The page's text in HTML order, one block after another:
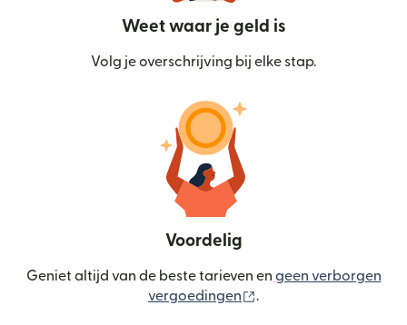
Weet waar je geld is
Volg je overschrijving bij elke stap.
Voordelig
Geniet altijd van de beste tarieven en geen verborgen
vergoedingen
.